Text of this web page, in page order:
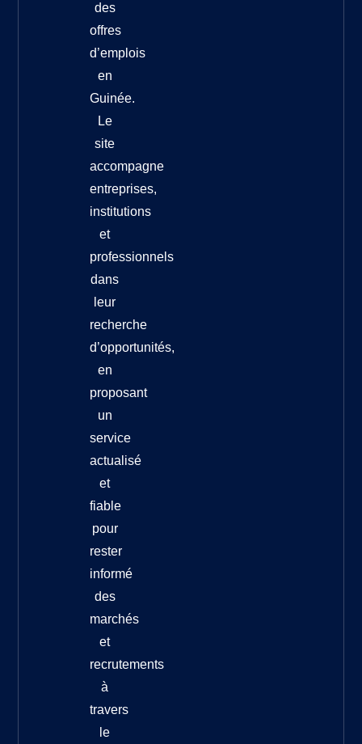
des
offres
d’emplois
en
Guinée.
Le
site
accompagne
entreprises,
institutions
et
professionnels
dans
leur
recherche
d’opportunités,
en
proposant
un
service
actualisé
et
fiable
pour
rester
informé
des
marchés
et
recrutements
à
travers
le